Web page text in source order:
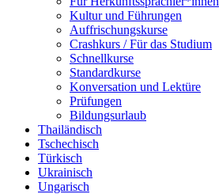
Kultur und Führungen
Auffrischungskurse
Crashkurs / Für das Studium
Schnellkurse
Standardkurse
Konversation und Lektüre
Prüfungen
Bildungsurlaub
Thailändisch
Tschechisch
Türkisch
Ukrainisch
Ungarisch